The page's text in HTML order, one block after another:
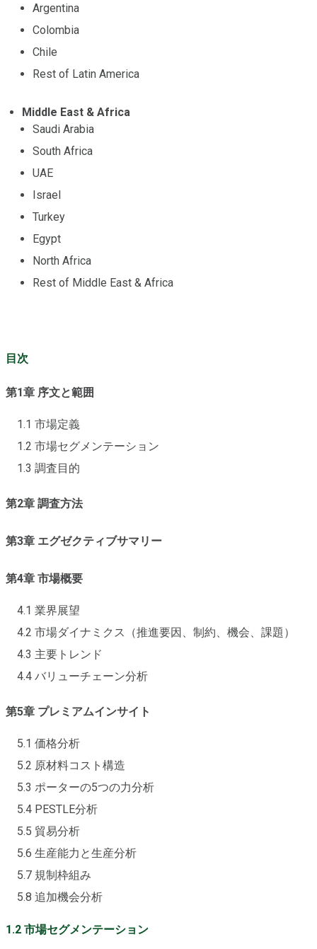
Argentina
Colombia
Chile
Rest of Latin America
Middle East & Africa
Saudi Arabia
South Africa
UAE
Israel
Turkey
Egypt
North Africa
Rest of Middle East & Africa
目次
第1章 序文と範囲
1.1 市場定義
1.2 市場セグメンテーション
1.3 調査目的
第2章 調査方法
第3章 エグゼクティブサマリー
第4章 市場概要
4.1 業界展望
4.2 市場ダイナミクス（推進要因、制約、機会、課題）
4.3 主要トレンド
4.4 バリューチェーン分析
第5章 プレミアムインサイト
5.1 価格分析
5.2 原材料コスト構造
5.3 ポーターの5つの力分析
5.4 PESTLE分析
5.5 貿易分析
5.6 生産能力と生産分析
5.7 規制枠組み
5.8 追加機会分析
1.2 市場セグメンテーション